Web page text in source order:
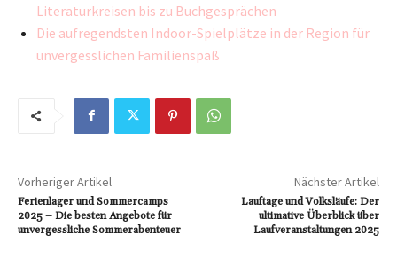
Literaturkreisen bis zu Buchgesprächen
Die aufregendsten Indoor-Spielplätze in der Region für
unvergesslichen Familienspaß
Vorheriger Artikel
Ferienlager und Sommercamps
2025 – Die besten Angebote für
unvergessliche Sommerabenteuer
Nächster Artikel
Lauftage und Volksläufe: Der
ultimative Überblick über
Laufveranstaltungen 2025